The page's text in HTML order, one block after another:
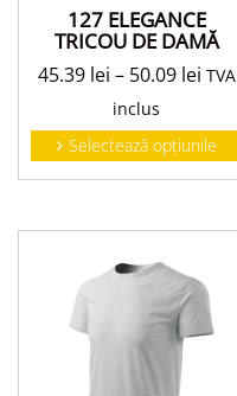
127 ELEGANCE
TRICOU DE DAMĂ
45.39 lei – 50.09 lei TVA
inclus
Selectează opțiunile